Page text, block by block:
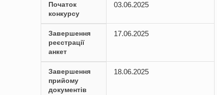
Початок
конкурсу
03.06.2025
Завершення
реєстрації
анкет
17.06.2025
Завершення
прийому
документів
18.06.2025